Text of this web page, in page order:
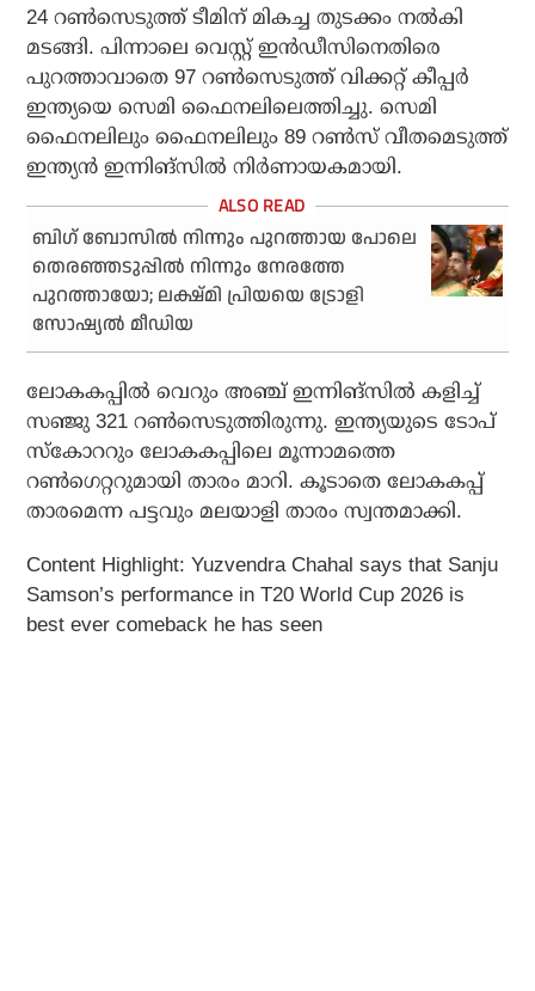
24 റണ്‍സെടുത്ത് ടീമിന് മികച്ച തുടക്കം നല്‍കി
മടങ്ങി. പിന്നാലെ വെസ്റ്റ് ഇന്‍ഡീസിനെതിരെ
പുറത്താവാതെ 97 റണ്‍സെടുത്ത് വിക്കറ്റ് കീപ്പര്‍
ഇന്ത്യയെ സെമി ഫൈനലിലെത്തിച്ചു. സെമി
ഫൈനലിലും ഫൈനലിലും 89 റണ്‍സ് വീതമെടുത്ത്
ഇന്ത്യന്‍ ഇന്നിങ്‌സില്‍ നിര്‍ണായകമായി.
ബിഗ് ബോസില്‍ നിന്നും പുറത്തായ പോലെ
തെരഞ്ഞടുപ്പില്‍ നിന്നും നേരത്തേ
പുറത്തായോ; ലക്ഷ്മി പ്രിയയെ ട്രോളി
സോഷ്യല്‍ മീഡിയ
ലോകകപ്പില്‍ വെറും അഞ്ച് ഇന്നിങ്‌സില്‍ കളിച്ച്
സഞ്ജു 321 റണ്‍സെടുത്തിരുന്നു. ഇന്ത്യയുടെ ടോപ്
സ്‌കോററും ലോകകപ്പിലെ മൂന്നാമത്തെ
റണ്‍ഗെറ്ററുമായി താരം മാറി. കൂടാതെ ലോകകപ്പ്
താരമെന്ന പട്ടവും മലയാളി താരം സ്വന്തമാക്കി.
Content Highlight: Yuzvendra Chahal says that Sanju
Samson’s performance in T20 World Cup 2026 is
best ever comeback he has seen